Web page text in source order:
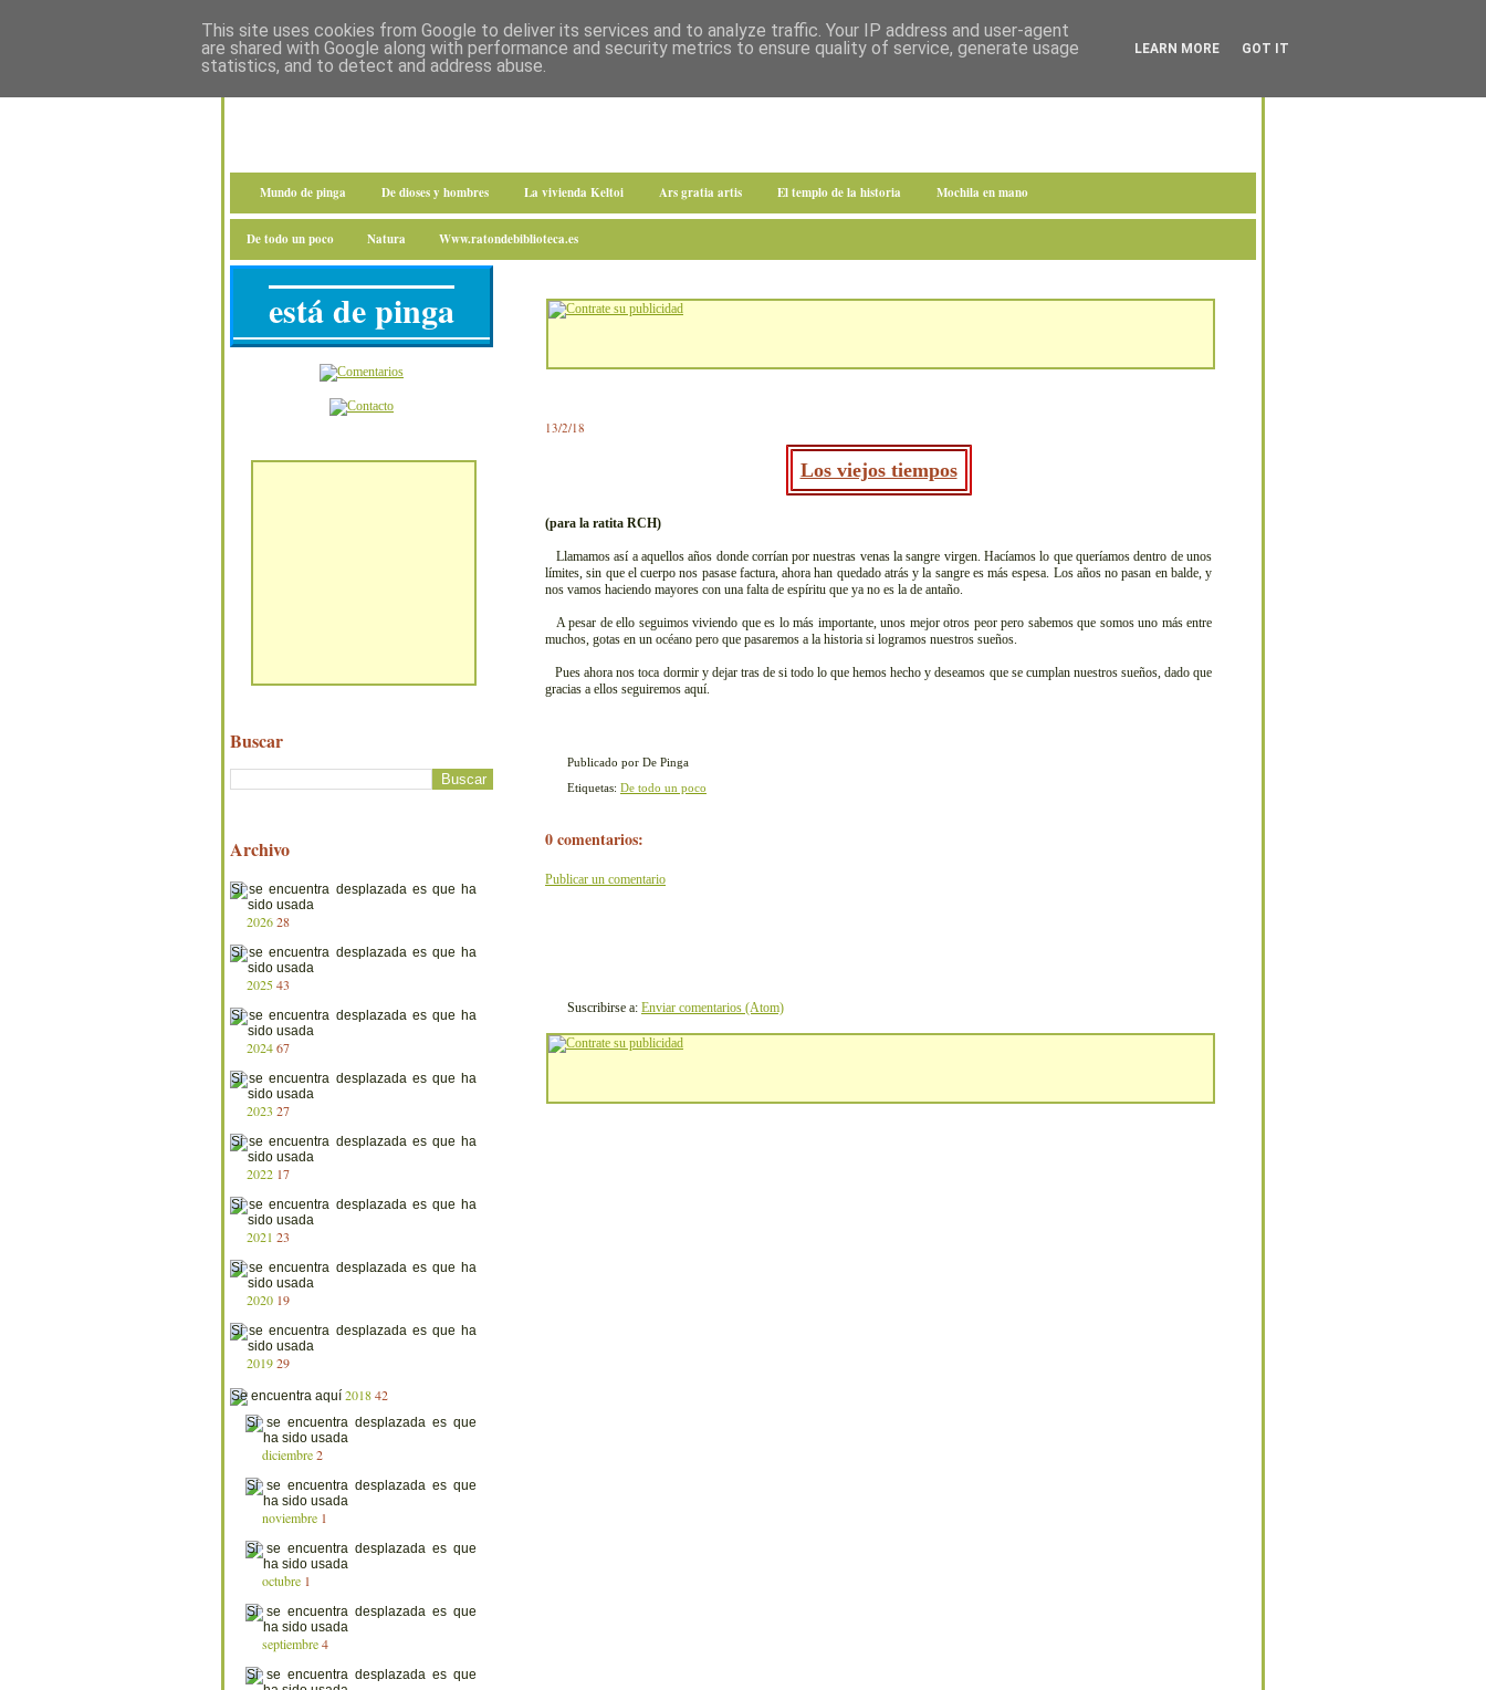
Mundo de pinga De dioses y hombres La vivienda Keltoi Ars gratia artis El templo de la historia Mochila en mano
De todo un poco Natura Www.ratondebiblioteca.es
13/2/18
Los viejos tiempos
(para la ratita RCH)
Llamamos así a aquellos años donde corrían por nuestras venas la sangre virgen. Hacíamos lo que queríamos dentro de unos
límites, sin que el cuerpo nos pasase factura, ahora han quedado atrás y la sangre es más espesa. Los años no pasan en balde, y
nos vamos haciendo mayores con una falta de espíritu que ya no es la de antaño.
A pesar de ello seguimos viviendo que es lo más importante, unos mejor otros peor pero sabemos que somos uno más entre
muchos, gotas en un océano pero que pasaremos a la historia si logramos nuestros sueños.
Pues ahora nos toca dormir y dejar tras de si todo lo que hemos hecho y deseamos que se cumplan nuestros sueños, dado que
gracias a ellos seguiremos aquí.
Publicado por De Pinga
Etiquetas: De todo un poco
0 comentarios:
Publicar un comentario
Suscribirse a: Enviar comentarios (Atom)
está de pinga
Buscar
Archivo
202628
202543
202467
2023 27
2022 17
2021 23
2020 19
201929
201842
diciembre 2
noviembre 1
octubre 1
septiembre 4
This site uses cookies from Google to deliver its services and to analyze traffic. Your IP address and user-agent
are shared with Google along with performance and security metrics to ensure quality of service, generate usage
statistics, and to detect and address abuse.
LEARN MORE GOT IT